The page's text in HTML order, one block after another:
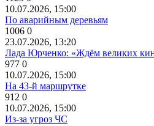
10.07.2026, 15:00
По аварийным деревьям
1006 0
23.07.2026, 13:20
Лада Юрченко: «Ждём великих
977 0
10.07.2026, 15:00
На 43-й маршрутке
912 0
10.07.2026, 15:00
Из-за угроз ЧС